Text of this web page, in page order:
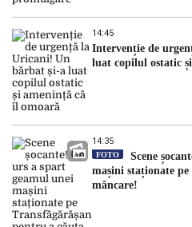
14:45
Intervenție de
luat copilul ostatic
14:35
FOTO
Scene
mașini staționate
mâncare!